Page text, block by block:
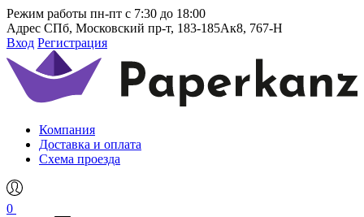
Режим работы пн-пт с 7:30 до 18:00
Адрес СПб, Московский пр-т, 183-185Ак8, 767-Н
Вход Регистрация
Компания
Доставка и оплата
Схема проезда
0